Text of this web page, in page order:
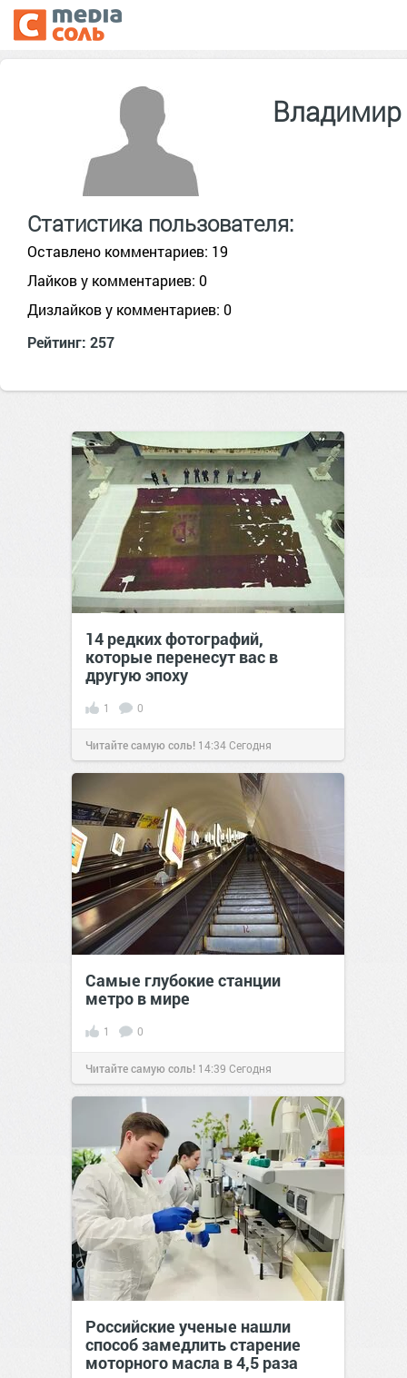
Статистика пользователя:
Оставлено комментариев: 19
Лайков у комментариев: 0
Дизлайков у комментариев: 0
Рейтинг: 257
14 редких фотографий,
которые перенесут вас в
другую эпоху
1 0
Читайте самую соль! 14:34Сегодня
Самые глубокие станции
метро в мире
1 0
Читайте самую соль! 14:39 Сегодня
Российские ученые нашли
способ замедлить старение
моторного масла в 4,5 раза